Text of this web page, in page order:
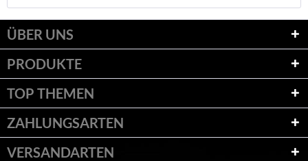
ÜBER UNS
PRODUKTE
TOP THEMEN
ZAHLUNGSARTEN
VERSANDARTEN